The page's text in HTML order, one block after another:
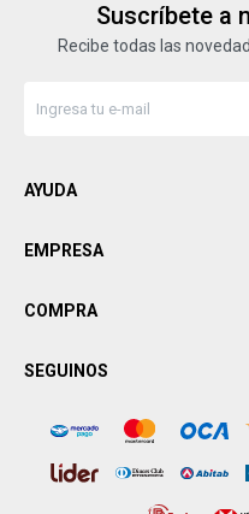
Suscríbete a
Recibe todas las
AYUDA
EMPRESA
COMPRA
SEGUINOS